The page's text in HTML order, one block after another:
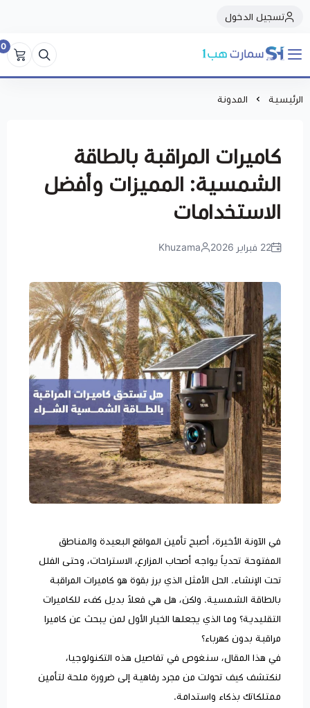
تسجيل الدخول
سمارت هبSmart Hub1
0
الرئيسية المدونة
كاميرات المراقبة بالطاقة
الشمسية: المميزات وأفضل
الاستخدامات
22 فبراير 2026 Khuzama
في الآونة الأخيرة، أصبح تأمين المواقع البعيدة والمناطق
المفتوحة تحدياً يواجه أصحاب المزارع، الاستراحات، وحتى الفلل
تحت الإنشاء. الحل الأمثل الذي برز بقوة هو كاميرات المراقبة
بالطاقة الشمسية. ولكن، هل هي فعلاً بديل كفء للكاميرات
التقليدية؟ وما الذي يجعلها الخيار الأول لمن يبحث عن كاميرا
مراقبة بدون كهرباء؟
في هذا المقال، سنغوص في تفاصيل هذه التكنولوجيا،
لنكتشف كيف تحولت من مجرد رفاهية إلى ضرورة ملحة لتأمين
ممتلكاتك بذكاء واستدامة.